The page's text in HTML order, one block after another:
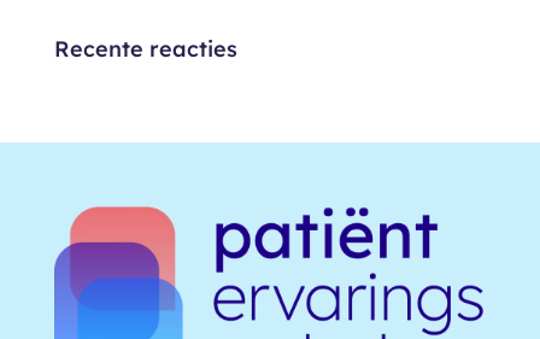
Recente reacties